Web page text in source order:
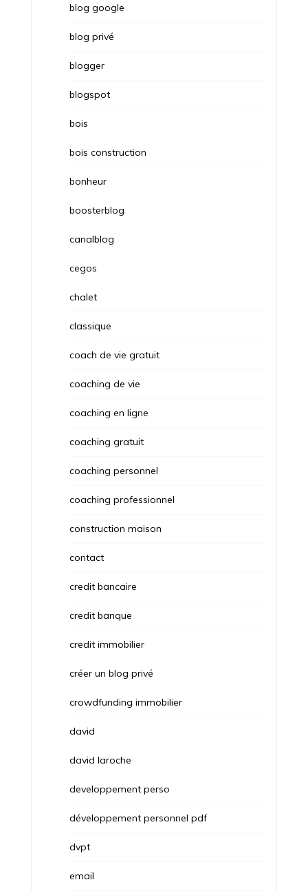
blog google
blog privé
blogger
blogspot
bois
bois construction
bonheur
boosterblog
canalblog
cegos
chalet
classique
coach de vie gratuit
coaching de vie
coaching en ligne
coaching gratuit
coaching personnel
coaching professionnel
construction maison
contact
credit bancaire
credit banque
credit immobilier
créer un blog privé
crowdfunding immobilier
david
david laroche
developpement perso
développement personnel pdf
dvpt
email